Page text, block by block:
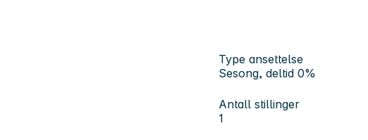
Type ansettelse
Sesong, deltid 0%
Antall stillinger
1